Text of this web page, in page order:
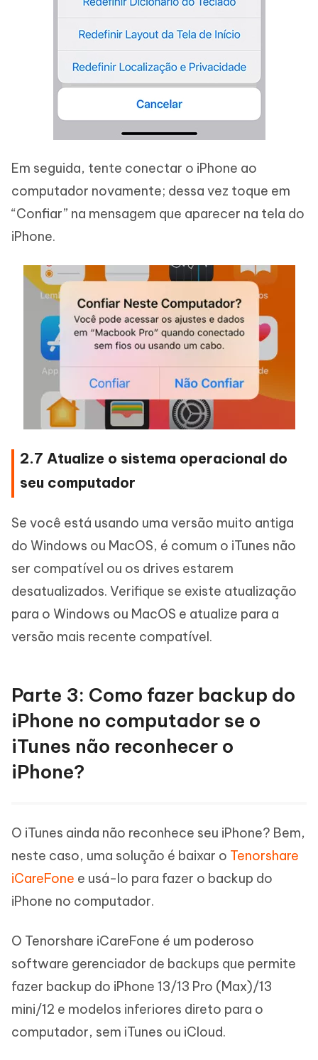
Em seguida, tente conectar o iPhone ao
computador novamente; dessa vez toque em
“Confiar” na mensagem que aparecer na tela do
iPhone.
2.7 Atualize o sistema operacional do
seu computador
Se você está usando uma versão muito antiga
do Windows ou MacOS, é comum o iTunes não
ser compatível ou os drives estarem
desatualizados. Verifique se existe atualização
para o Windows ou MacOS e atualize para a
versão mais recente compatível.
Parte 3: Como fazer backup do
iPhone no computador se o
iTunes não reconhecer o
iPhone?
O iTunes ainda não reconhece seu iPhone? Bem,
neste caso, uma solução é baixar o Tenorshare
iCareFone e usá-lo para fazer o backup do
iPhone no computador.
O Tenorshare iCareFone é um poderoso
software gerenciador de backups que permite
fazer backup do iPhone 13/13 Pro (Max)/13
mini/12 e modelos inferiores direto para o
computador, sem iTunes ou iCloud.